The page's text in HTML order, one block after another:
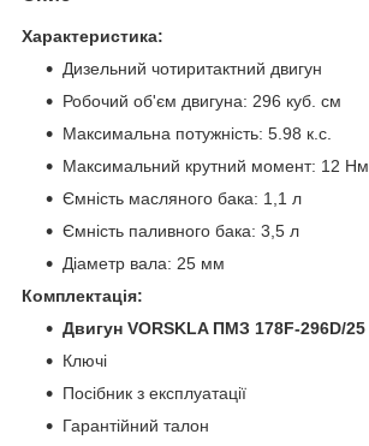
Характеристика:
Дизельний чотиритактний двигун
Робочий об'єм двигуна: 296 куб. см
Максимальна потужність: 5.98 к.с.
Максимальний крутний момент: 12 Нм
Ємність масляного бака: 1,1 л
Ємність паливного бака: 3,5 л
Діаметр вала: 25 мм
Комплектація:
Двигун VORSKLA ПМЗ 178F-296D/25
Ключі
Посібник з експлуатації
Гарантійний талон